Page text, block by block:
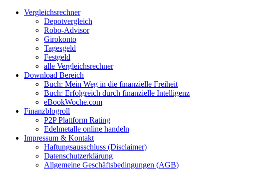
Zum
Facebook
Twitter
Instagram
Pinterest
YouTubeVergleichsrechner
Depotvergleich
Robo-Advisor
Girokonto
Tagesgeld
Festgeld
alle Vergleichsrechner
Download Bereich
Buch: Mein Weg in die finanzielle Freiheit
Buch: Erfolgreich durch finanzielle Intelligenz
eBookWoche.com
Finanzblogroll
P2P Plattform Rating
Edelmetalle online handeln
Impressum & Kontakt
Haftungsausschluss (Disclaimer)
Datenschutzerklärung
Allgemeine Geschäftsbedingungen (AGB)